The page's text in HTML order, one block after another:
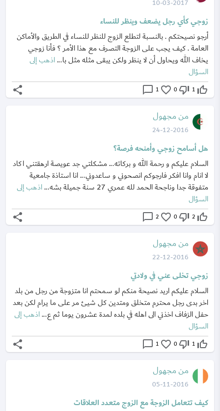
10-03-2017
زوجي كأي رجل يضعف وينظر للنساء
أرجو نصيحتكم . بالنسبة لتطلع الزوج للنظر للنساء في الطريق والأماكن
العامة . كيف يجب على الزوجة التصرف مع هذا الأمر ؟ فأنا زوجي
يخاف الله ويحاول أن لا ينظر ولكن يبقى مثله مثل با...اذهب إلى
السؤال
thumb_up_off_alt
1
thumb_down_off_alt
0
favorite_border
1
chat_bubble_outline
share
من مجهول
24-12-2016
هل أسامح زوجي وأمنحه فرصة؟
السلام عليكم و رحمة الله و بركاته... مشكلتي جد عويصة ارهقتني اكاد
لا انام وانا افكر فارجوكم انصحوني و ساعدوني... انا استاذة جامعية
متفوقة جدا وناجحة الحمد لله عمري 27 سنة جميلة بشه...
اذهب إلى
السؤال
thumb_up_off_alt
2
thumb_down_off_alt
0
favorite_border
2
chat_bubble_outline
share
من مجهول
22-12-2016
زوجي تخلى عني في ولادتي
السلام عليكم اريد نصيحة منكم لو سمحتم انا متزوجة من رجل من بلد
اخر بدى رجل محترم متخلق ومتدين كل شيئ مر على ما يرام لكن بعد
حفل الزفاف اخذني الى اهله في بلده لمدة عشرون يوما ثم ع...اذهب إلى
السؤال
thumb_up_off_alt
1
thumb_down_off_alt
0
favorite_border
1
chat_bubble_outline
share
من مجهول
05-11-2016
كيف تتعامل الزوجة مع الزوج متعدد العلاقات